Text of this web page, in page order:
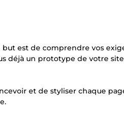
but est de comprendre vos
déjà un prototype de votre
et de styliser chaque